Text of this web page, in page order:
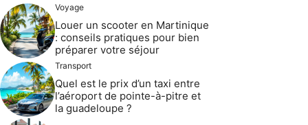
Voyage
Louer un scooter en Martinique
: conseils pratiques pour bien
préparer votre séjour
Transport
Quel est le prix d’un taxi entre
l’aéroport de pointe-à-pitre et
la guadeloupe ?